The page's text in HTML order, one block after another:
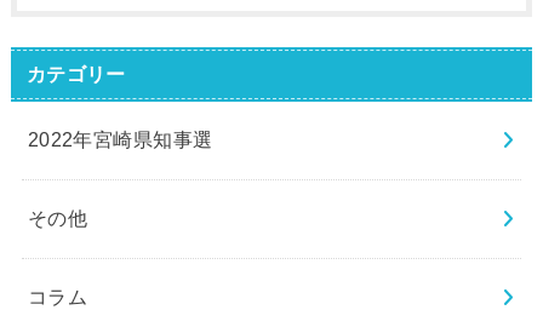
カテゴリー
2022年宮崎県知事選
その他
コラム